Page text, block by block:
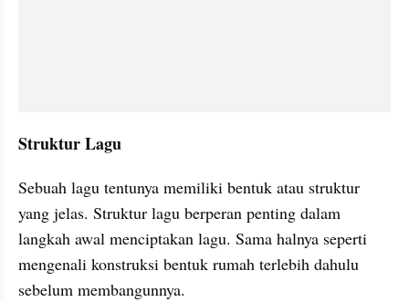
Struktur Lagu
Sebuah lagu tentunya memiliki bentuk atau struktur
yang jelas. Struktur lagu berperan penting dalam
langkah awal menciptakan lagu. Sama halnya seperti
mengenali konstruksi bentuk rumah terlebih dahulu
sebelum membangunnya.